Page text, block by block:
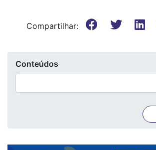
Compartilhar:
Conteúdos